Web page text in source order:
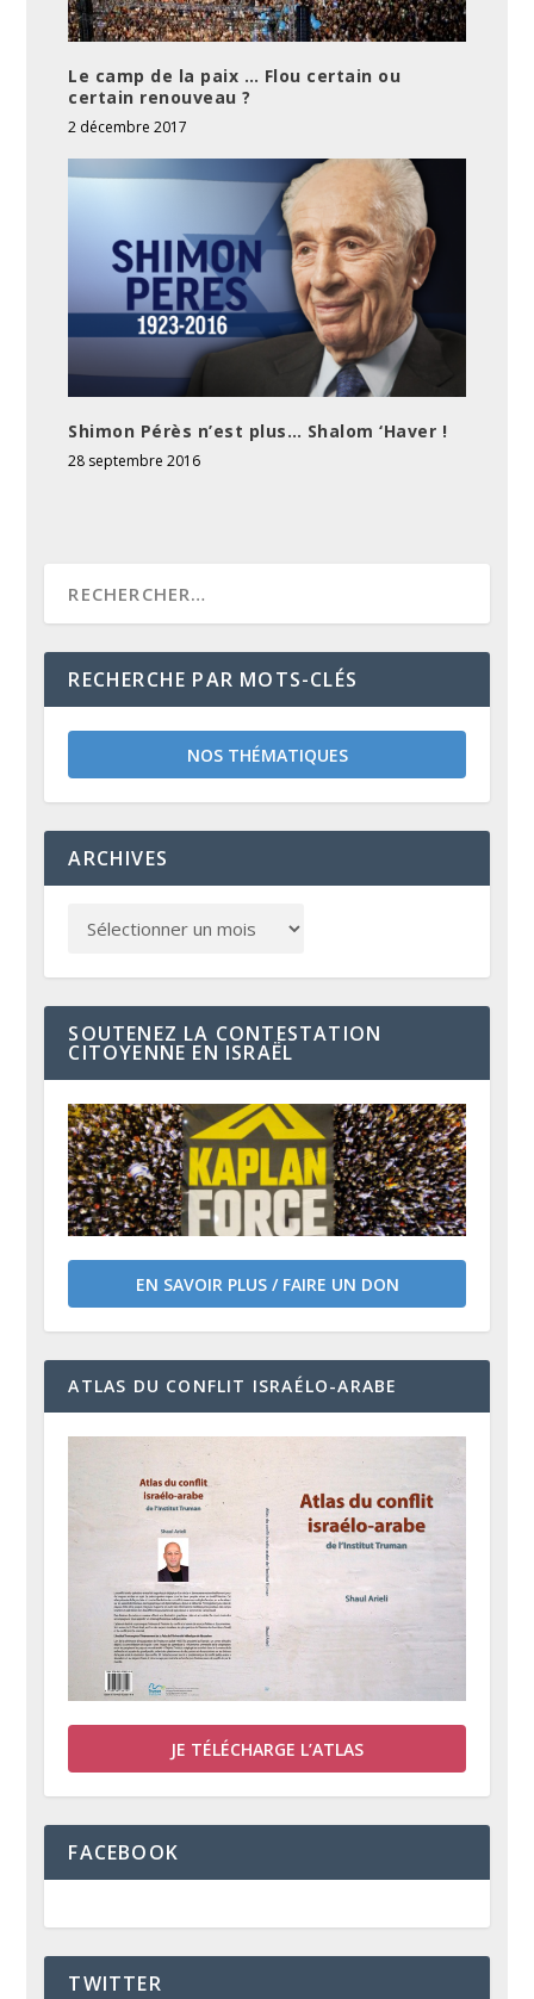
Le camp de la paix … Flou certain ou
certain renouveau ?
2 décembre 2017
Shimon Pérès n’est plus… Shalom ‘Haver !
28 septembre 2016
RECHERCHE PAR MOTS-CLÉS
NOS THÉMATIQUES
ARCHIVES
SOUTENEZ LA CONTESTATION
CITOYENNE EN ISRAËL
EN SAVOIR PLUS / FAIRE UN DON
ATLAS DU CONFLIT ISRAÉLO-ARABE
JE TÉLÉCHARGE L’ATLAS
FACEBOOK
TWITTER